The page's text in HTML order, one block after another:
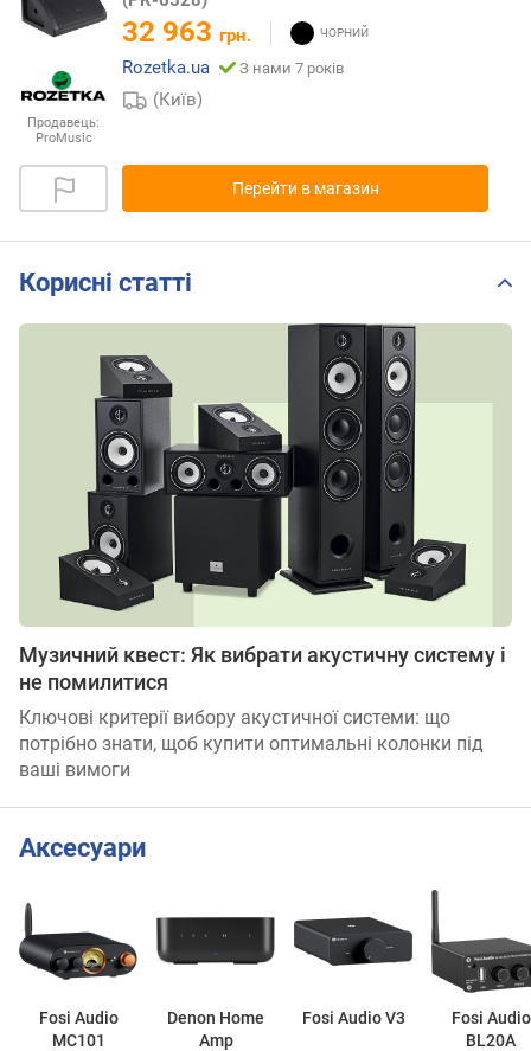
Продавець:
ProMusic
32 963 грн.
Rozetka.ua
З нами 7 років
(Київ)
Перейти в магазин
Корисні статті
Музичний квест: Як вибрати акустичну систему і
не помилитися
Ключові критерії вибору акустичної системи: що
потрібно знати, щоб купити оптимальні колонки під
ваші вимоги
Аксесуари
Fosi Audio
MC101
Denon Home
Amp
Fosi Audio V3
Fosi Audio
BL20A